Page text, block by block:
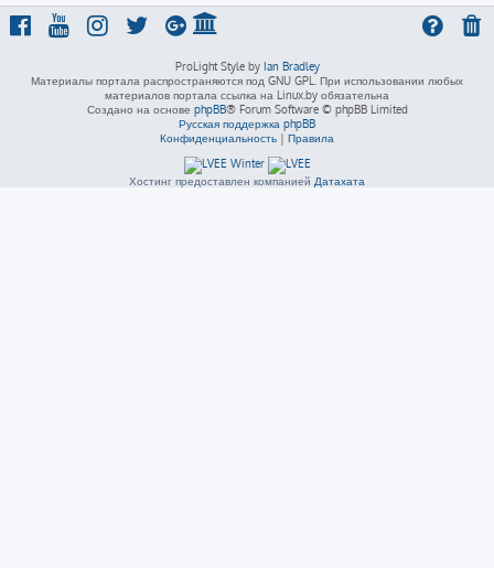
ProLight Style by Ian Bradley
Материалы портала распространяются под GNU GPL. При использовании любых
материалов портала ссылка на Linux.by обязательна
Создано на основе phpBB® Forum Software © phpBB Limited
Русская поддержка phpBB
Конфиденциальность | Правила
Хостинг предоставлен компанией Датахата